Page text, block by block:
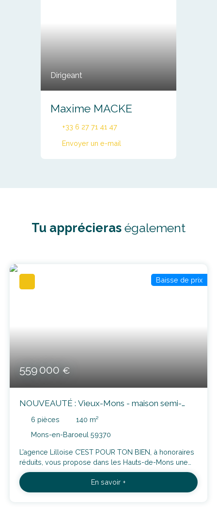
Dirigeant
Maxime MACKE
+33 6 27 71 41 47
Envoyer un e-mail
Tu apprécieras également
559 000€
Baisse de prix
NOUVEAUTÉ : Vieux-Mons - maison semi-
mitoyenne 140m² avec jardin, garage et
6 pièces 140 m²
Mons-en-Baroeul 59370
L’agence Lilloise C’EST POUR TON BIEN, à honoraires
réduits, vous propose dans les Hauts-de-Mons une
maison semi-mitoyenne de 140 m² habitables, en
retrait de rue, implantée sur une parcelle de 490 m² et
comprenant un garage ainsi qu’une dépendance. Elle
En savoir +